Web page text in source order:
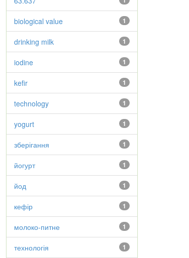
1
biological value
1
drinking milk
1
iodine
1
kefir
1
technology
1
yogurt
1
зберігання
1
йогурт
1
йод
1
кефір
1
молоко-питне
1
технологія